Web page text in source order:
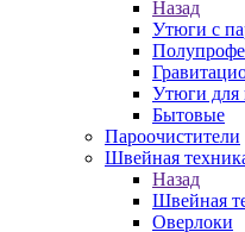
Назад
Утюги с
Утюги для
Бытовые
Пароочистители
Швейная
Назад
Швейная
Оверлоки